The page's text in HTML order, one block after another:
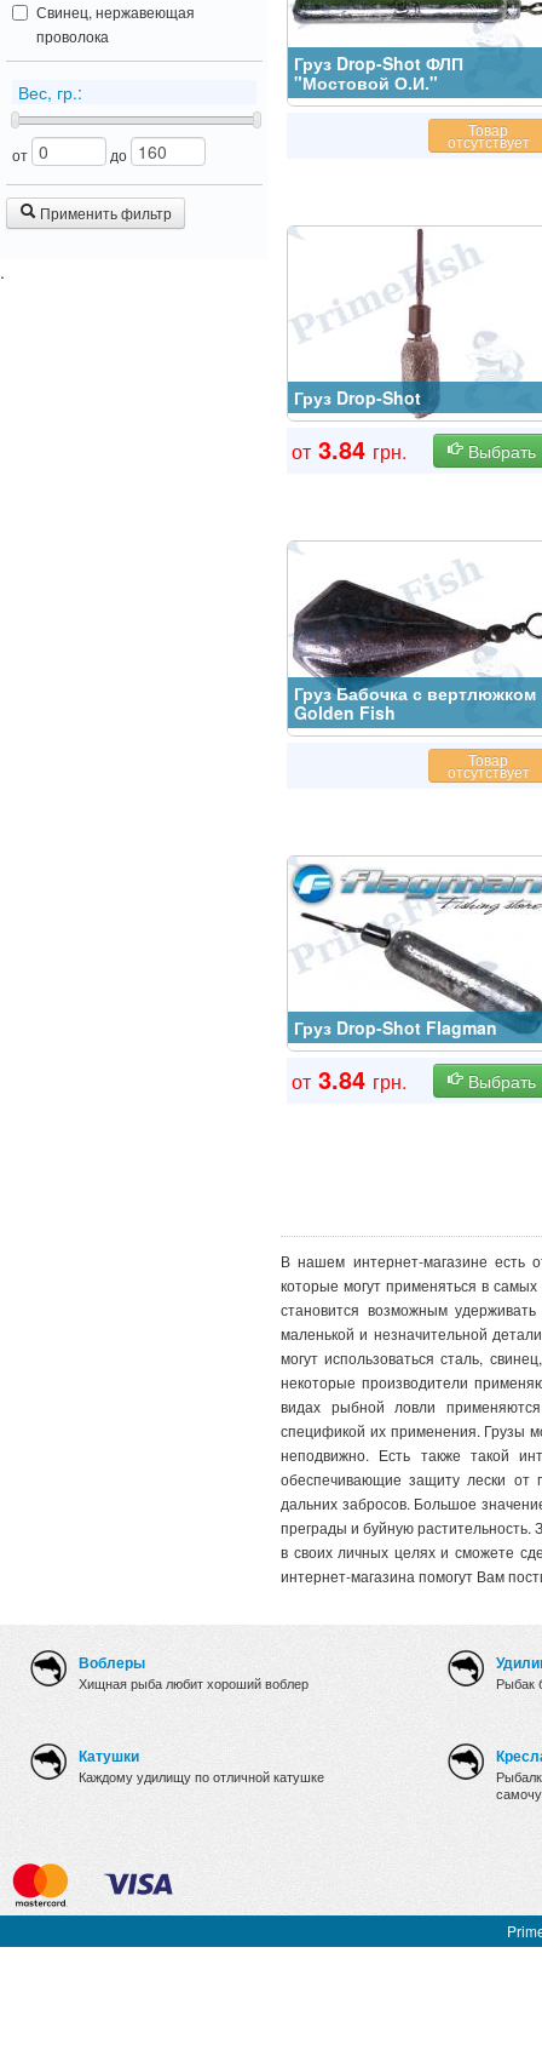
Свинец, нержавеющая
проволока
Вес, гр.:
от до
Применить фильтр
.
Груз Drop-Shot ФЛП
"Мостовой О.И."
Товар
отсутствует
Груз Drop-Shot
от 3.84 грн. Выбрать
Груз Бабочка с вертлюжком
Golden Fish
Товар
отсутствует
Груз Drop-Shot Flagman
от 3.84 грн. Выбрать
В нашем интернет-магазине есть
которые могут применяться в
становится возможным
маленькой и незначительной
могут использоваться сталь,
некоторые производители
видах рыбной ловли
спецификой их применения. Грузы
неподвижно. Есть также такой
обеспечивающие защиту лески от
дальних забросов. Большое
преграды и буйную растительность.
в своих личных целях и сможете
интернет-магазина помогут Вам
Воблеры
Хищная рыба любит хороший воблер
Катушки
Каждому удилищу по отличной катушке
Рыбак